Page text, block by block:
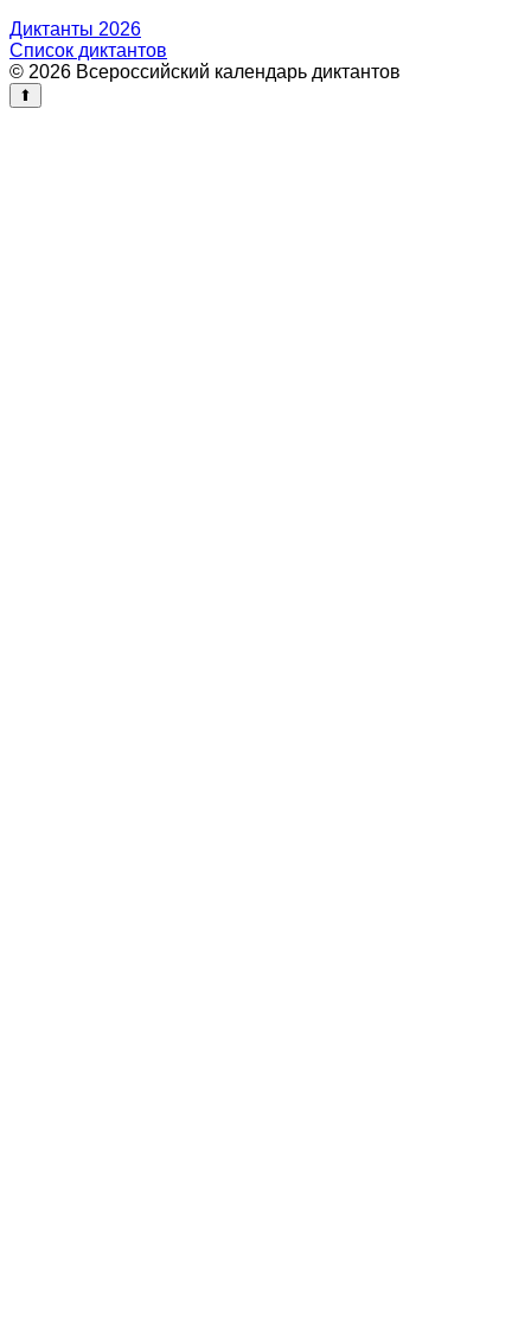
Диктанты 2026
Список диктантов
© 2026 Всероссийский календарь диктантов